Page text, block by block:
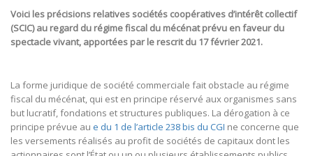
Voici les précisions relatives sociétés coopératives d’intérêt collectif
(SCIC) au regard du régime fiscal du mécénat prévu en faveur du
spectacle vivant, apportées par le rescrit du 17 février 2021.
La forme juridique de société commerciale fait obstacle au régime
fiscal du mécénat, qui est en principe réservé aux organismes sans
but lucratif, fondations et structures publiques. La dérogation à ce
principe prévue au e du 1 de l’article 238 bis du CGI ne concerne que
les versements réalisés au profit de sociétés de capitaux dont les